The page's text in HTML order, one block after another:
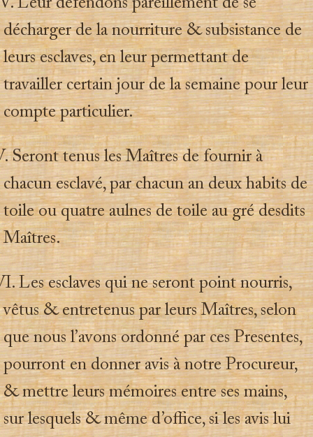
Leur défendons pareillement de se
décharger de la nourriture & subsistance de
leurs esclaves, en leur permettant de
travailler certain jour de la semaine pour leur
compte particulier.
Seront tenus les Maîtres de fournir à
chacun esclavé, par chacun an deux habits de
toile ou quatre aulnes de toile au gré desdits
Maîtres.
Les esclaves qui ne seront point nourris,
vêtus & entretenus par leurs Maîtres, selon
que nous l’avons ordonné par ces Presentes,
pourront en donner avis à notre Procureur,
& mettre leurs mémoires entre ses mains,
sur lesquels & même d’office, si les avis lui